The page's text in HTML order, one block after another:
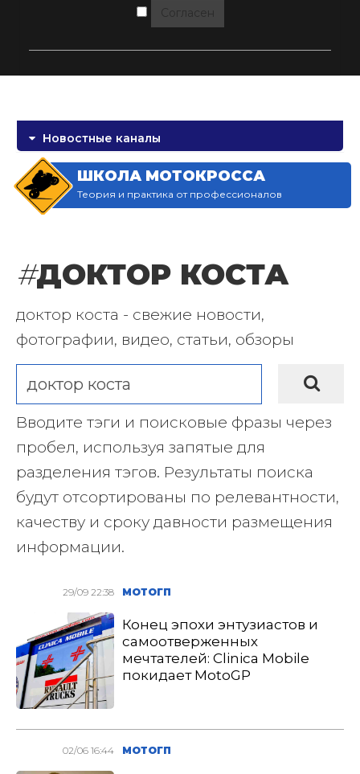
Согласен
Новостные каналы
ШКОЛА МОТОКРОССА
Теория и практика от профессионалов
#ДОКТОР КОСТА
доктор коста - свежие новости,
фотографии, видео, статьи, обзоры
Вводите тэги и поисковые фразы через
пробел, используя запятые для
разделения тэгов. Результаты поиска
будут отсортированы по релевантности,
качеству и сроку давности размещения
информации.
29/09 22:38 МОТОГП
Конец эпохи энтузиастов и
самоотверженных
мечтателей: Clinica Mobile
покидает MotoGP
02/06 16:44 МОТОГП